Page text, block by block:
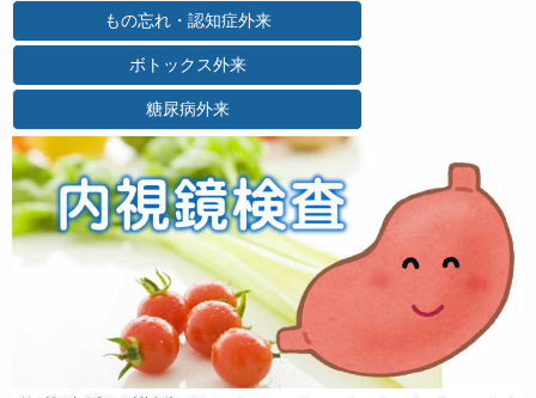
もの忘れ・認知症外来
ボトックス外来
糖尿病外来